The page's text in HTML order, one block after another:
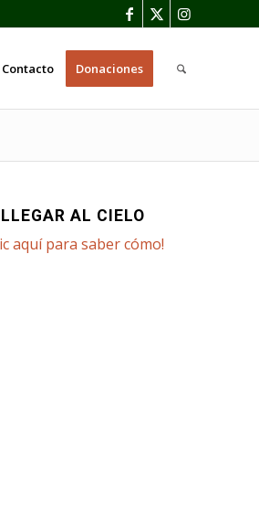
Contacto Donaciones
AL CIELO
aquí para saber cómo!